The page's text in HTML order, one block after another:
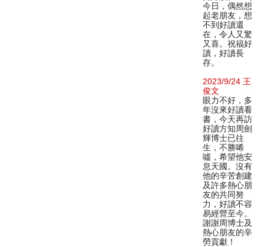
今日，偶然想
起老朋友，想
不到好讀還
在，令人又驚
又喜。祝福好
讀，好讀長
存。
2023/9/24 王
俊文
眼力不好，多
年沒來好讀看
書，今天再訪
好讀方知周劍
輝博士已往
生，不勝唏
噓，希望他安
息天國。沒有
他的辛苦創建
及許多熱心朋
友的共同努
力，好讀不容
易經營至今。
謝謝周博士及
熱心朋友的辛
勞貢獻！